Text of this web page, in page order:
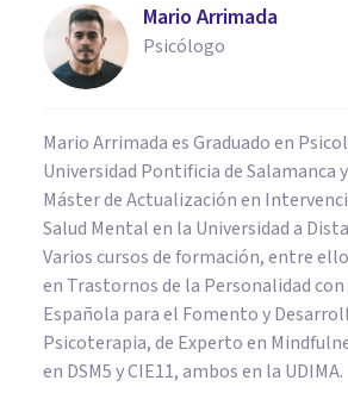
Mario Arrimada
Psicólogo
Mario Arrimada es Graduado en
Universidad Pontificia de Salamanca
Máster de Actualización en
Salud Mental en la Universidad a
Varios cursos de formación, entre
en Trastornos de la Personalidad
Española para el Fomento y
Psicoterapia, de Experto en
en DSM5 y CIE11, ambos en la UDIMA.